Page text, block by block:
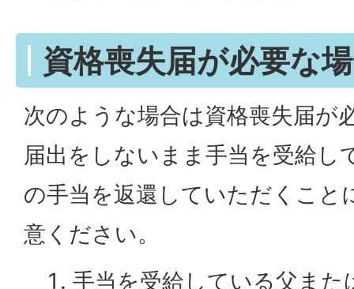
資格喪失届が必要な
次のような場合は資格喪失届が
届出をしないまま手当を受給し
の手当を返還していただくこと
意ください。
手当を受給している父また